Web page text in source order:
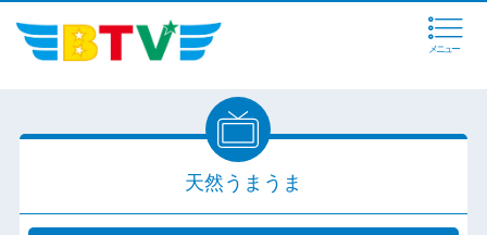
メニュー
天然うまうま